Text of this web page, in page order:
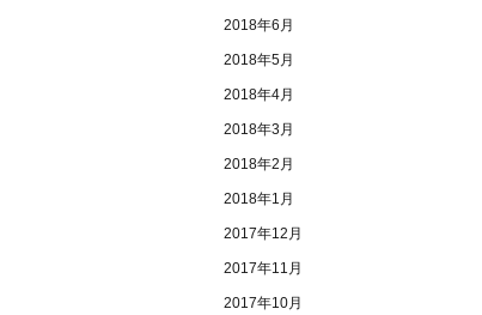
2018年6月
2018年5月
2018年4月
2018年3月
2018年2月
2018年1月
2017年12月
2017年11月
2017年10月